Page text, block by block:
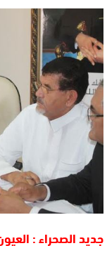
جديد الصحراء :